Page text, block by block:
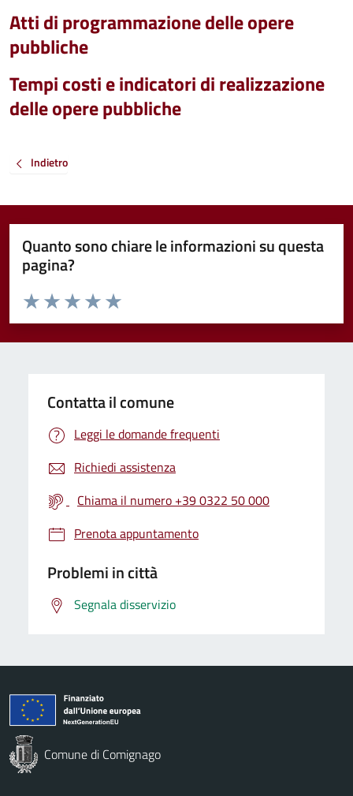
Atti di programmazione delle opere
pubbliche
Tempi costi e indicatori di realizzazione
delle opere pubbliche
Indietro
Quanto sono chiare le informazioni su questa
pagina?
Valuta da 1 a 5 stelle la pagina
Valuta 5 stelle su 5
Valuta 4 stelle su 5
Valuta 3 stelle su 5
Valuta 2 stelle su 5
Valuta 1 stelle su 5
Contatta il comune
Leggi le domande frequenti
Richiedi assistenza
Chiama il numero +39 0322 50 000
Prenota appuntamento
Problemi in città
Segnala disservizio
Comune di Comignago